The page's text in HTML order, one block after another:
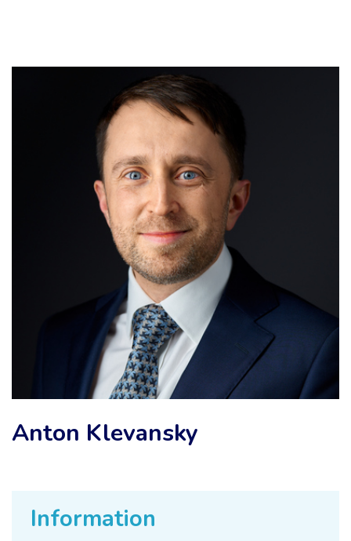
Information
Anton Klevansky